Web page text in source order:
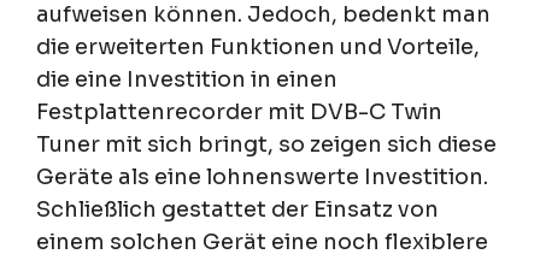
aufweisen können. Jedoch, bedenkt man
die erweiterten Funktionen und Vorteile,
die eine Investition in einen
Festplattenrecorder mit DVB-C Twin
Tuner mit sich bringt, so zeigen sich diese
Geräte als eine lohnenswerte Investition.
Schließlich gestattet der Einsatz von
einem solchen Gerät eine noch flexiblere